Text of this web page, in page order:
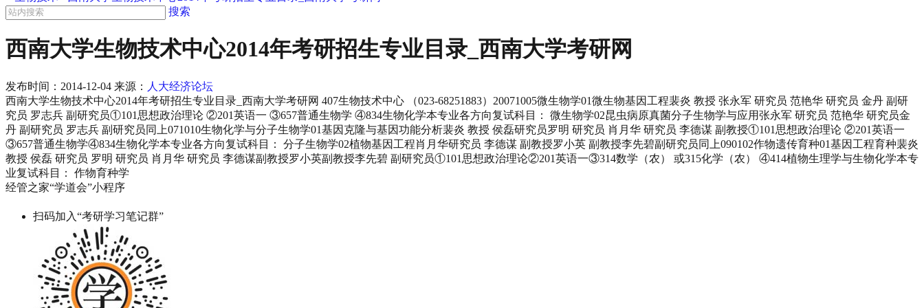
搜索
西南大学生物技术中心2014年考研招生专业目录_西南大学考研网
发布时间： 2014-12-04 来源： 人大经济论坛
西南大学生物技术中心2014年考研招生专业目录_西南大学考研网 407生物技术中心 （023-68251883）20071005微生物学01微生物基因工程裴炎 教授 张永军 研究员 范艳华 研究员 金丹 副研
究员 罗志兵 副研究员①101思想政治理论 ②201英语一 ③657普通生物学 ④834生物化学本专业各方向复试科目： 微生物学02昆虫病原真菌分子生物学与应用张永军 研究员 范艳华 研究员金
丹 副研究员 罗志兵 副研究员同上071010生物化学与分子生物学01基因克隆与基因功能分析裴炎 教授 侯磊研究员罗明 研究员 肖月华 研究员 李德谋 副教授①101思想政治理论 ②201英语一
③657普通生物学④834生物化学本专业各方向复试科目： 分子生物学02植物基因工程肖月华研究员 李德谋 副教授罗小英 副教授李先碧副研究员同上090102作物遗传育种01基因工程育种裴炎
教授 侯磊 研究员 罗明 研究员 肖月华 研究员 李德谋副教授罗小英副教授李先碧 副研究员①101思想政治理论②201英语一③314数学（农） 或315化学（农） ④414植物生理学与生物化学本专
业复试科目： 作物育种学
经管之家“学道会”小程序
扫码加入“考研学习笔记群”